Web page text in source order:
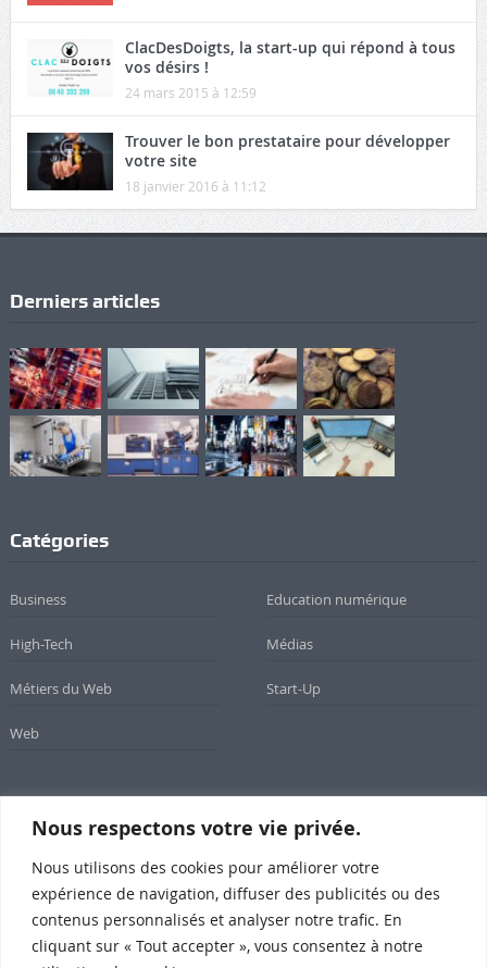
Nous respectons votre vie privée.
Nous utilisons des cookies pour améliorer votre
expérience de navigation, diffuser des publicités ou des
contenus personnalisés et analyser notre trafic. En
cliquant sur « Tout accepter », vous consentez à notre
ClacDesDoigts, la start-up qui répond à tous
vos désirs !
24 mars 2015 à 12:59
Trouver le bon prestataire pour développer
votre site
18 janvier 2016 à 11:12
Derniers articles
Catégories
Business Education numérique
High-Tech Médias
Métiers du Web Start-Up
Web
Newsletter
Inscrivez-vous à notre newsletter